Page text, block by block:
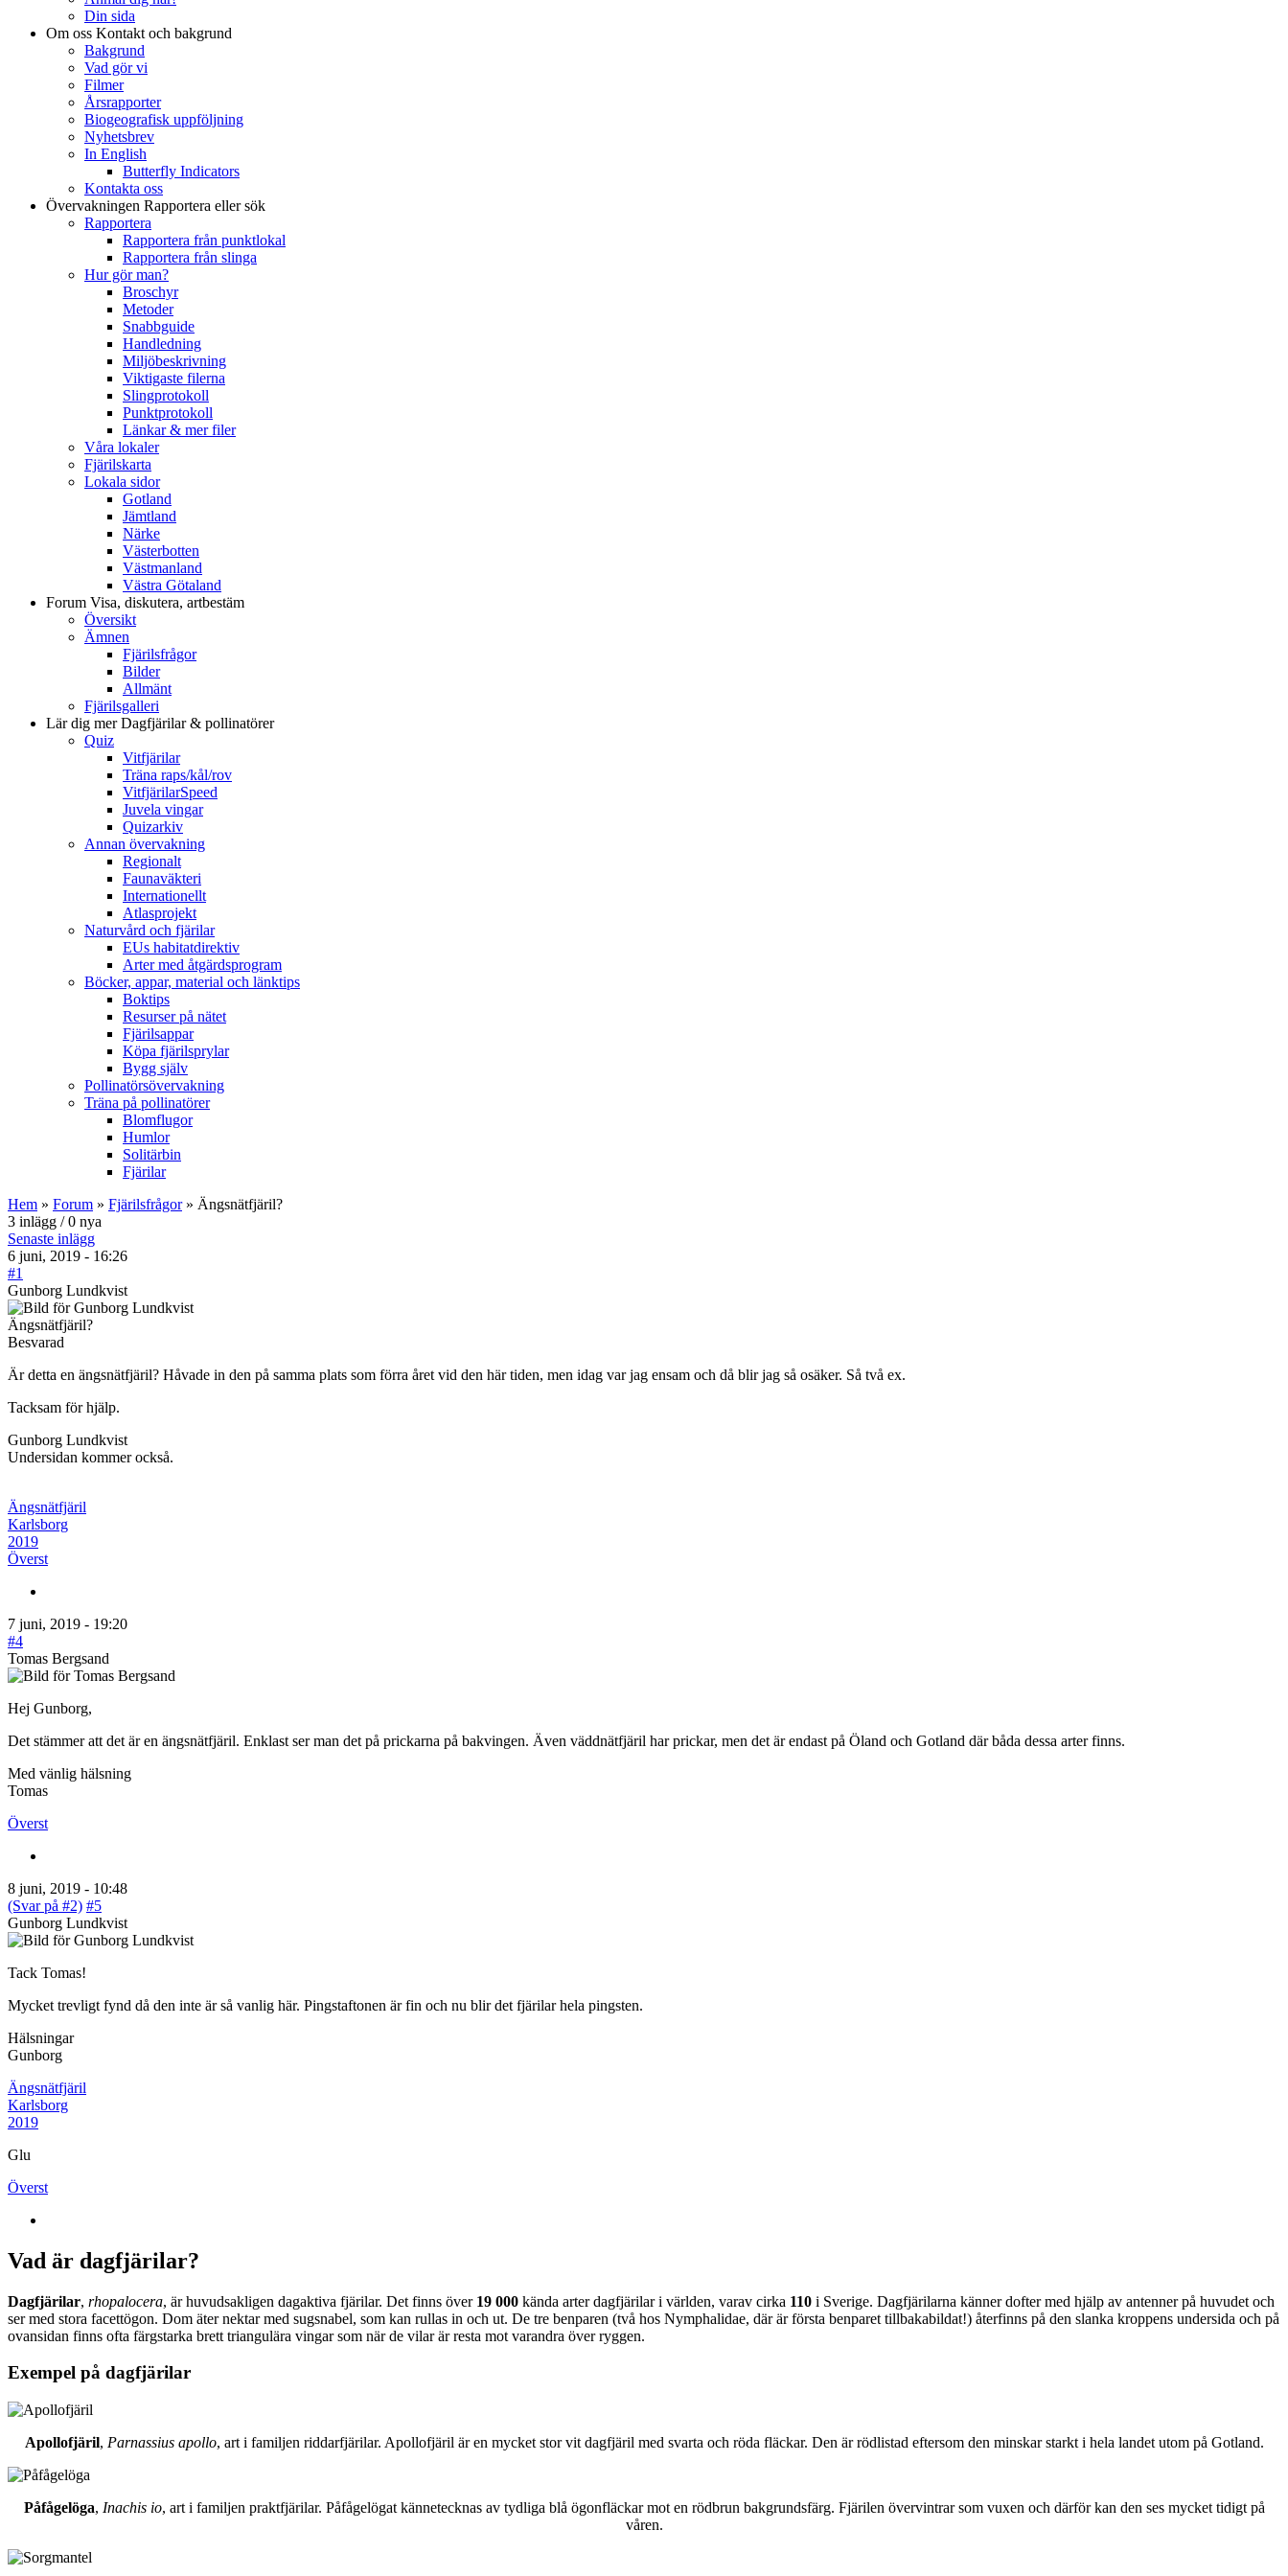
Din sida
Om oss Kontakt och bakgrund
Bakgrund
Vad gör vi
Filmer
Årsrapporter
Biogeografisk uppföljning
Nyhetsbrev
In English
Butterfly Indicators
Kontakta oss
Övervakningen Rapportera eller sök
Rapportera
Rapportera från punktlokal
Rapportera från slinga
Hur gör man?
Broschyr
Metoder
Snabbguide
Handledning
Miljöbeskrivning
Viktigaste filerna
Slingprotokoll
Punktprotokoll
Länkar & mer filer
Våra lokaler
Fjärilskarta
Lokala sidor
Gotland
Jämtland
Närke
Västerbotten
Västmanland
Västra Götaland
Forum Visa, diskutera, artbestäm
Översikt
Ämnen
Fjärilsfrågor
Bilder
Allmänt
Fjärilsgalleri
Lär dig merDagfjärilar & pollinatörer
Quiz
Vitfjärilar
Träna raps/kål/rov
VitfjärilarSpeed
Juvela vingar
Quizarkiv
Annan övervakning
Regionalt
Faunaväkteri
Internationellt
Atlasprojekt
Naturvård och fjärilar
EUs habitatdirektiv
Arter med åtgärdsprogram
Böcker, appar, material och länktips
Boktips
Resurser på nätet
Fjärilsappar
Köpa fjärilsprylar
Bygg själv
Pollinatörsövervakning
Träna på pollinatörer
Blomflugor
Humlor
Solitärbin
Fjärilar
Hem » Forum » Fjärilsfrågor» Ängsnätfjäril?
3 inlägg / 0 nya
Senaste inlägg
6 juni, 2019 - 16:26
#1
Gunborg Lundkvist
Ängsnätfjäril?
Besvarad
Är detta en ängsnätfjäril? Håvade in den på samma plats som förra året vid den här tiden, men idag var jag ensam och då blir jag så osäker. Så två ex.
Tacksam för hjälp.
Gunborg Lundkvist
Undersidan kommer också.
Ängsnätfjäril
Karlsborg
2019
Överst
7 juni, 2019 - 19:20
#4
Tomas Bergsand
Hej Gunborg,
Det stämmer att det är en ängsnätfjäril. Enklast ser man det på prickarna på bakvingen. Även väddnätfjäril har prickar, men det är endast på Öland och Gotland där båda dessa arter finns.
Med vänlig hälsning
Tomas
Överst
8 juni, 2019 - 10:48
(Svar på #2) #5
Gunborg Lundkvist
Tack Tomas!
Mycket trevligt fynd då den inte är så vanlig här. Pingstaftonen är fin och nu blir det fjärilar hela pingsten.
Hälsningar
Gunborg
Ängsnätfjäril
Karlsborg
2019
Glu
Överst
Vad är dagfjärilar?
Dagfjärilar, rhopalocera, är huvudsakligen dagaktiva fjärilar. Det finns över 19 000 kända arter dagfjärilar i världen, varav cirka 110 i Sverige. Dagfjärilarna känner dofter med hjälp av antenner på huvudet och
ser med stora facettögon. Dom äter nektar med sugsnabel, som kan rullas in och ut. De tre benparen (två hos Nymphalidae, där är första benparet tillbakabildat!) återfinns på den slanka kroppens undersida och på
ovansidan finns ofta färgstarka brett triangulära vingar som när de vilar är resta mot varandra över ryggen.
Exempel på dagfjärilar
Apollofjäril, Parnassius apollo, art i familjen riddarfjärilar. Apollofjäril är en mycket stor vit dagfjäril med svarta och röda fläckar. Den är rödlistad eftersom den minskar starkt i hela landet utom på Gotland.
Påfågelöga, Inachis io, art i familjen praktfjärilar. Påfågelögat kännetecknas av tydliga blå ögonfläckar mot en rödbrun bakgrundsfärg. Fjärilen övervintrar som vuxen och därför kan den ses mycket tidigt på
våren.